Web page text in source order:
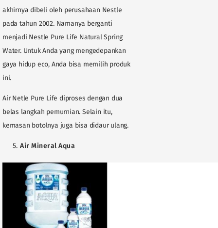
akhirnya dibeli oleh perusahaan Nestle
pada tahun 2002. Namanya berganti
menjadi Nestle Pure Life Natural Spring
Water. Untuk Anda yang mengedepankan
gaya hidup eco, Anda bisa memilih produk
ini.
Air Netle Pure Life diproses dengan dua
belas langkah pemurnian. Selain itu,
kemasan botolnya juga bisa didaur ulang.
Air Mineral Aqua